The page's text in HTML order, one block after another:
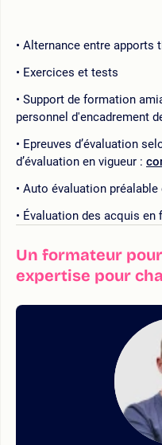
Alternance entre apports
Exercices et tests
Support de formation
personnel d'encadrement
Epreuves d’évaluation
d’évaluation en vigueur :
Auto évaluation
Évaluation des acquis en
Un formateur
expertise pour